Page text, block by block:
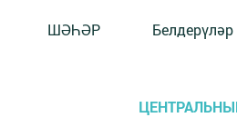
ШӘҺӘР Белдерүләр